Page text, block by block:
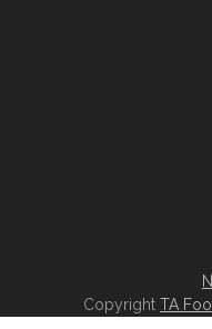
Copyright TA